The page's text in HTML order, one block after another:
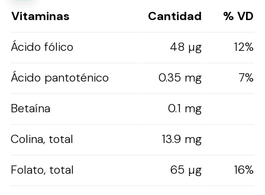
Vitaminas Cantidad
% VD
Ácido fólico
48 µg
12%
Ácido pantoténico
0.35 mg
7%
Betaína
0.1 mg
Colina, total
13.9 mg
Folato, total
65 µg
16%